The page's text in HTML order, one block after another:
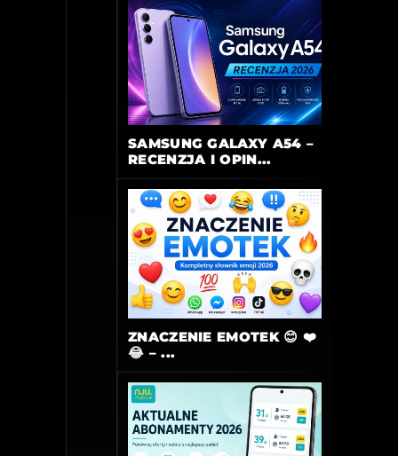
SAMSUNG GALAXY A54 –
RECENZJA I OPIN...
ZNACZENIE EMOTEK 😊 ❤️
😂 – ...